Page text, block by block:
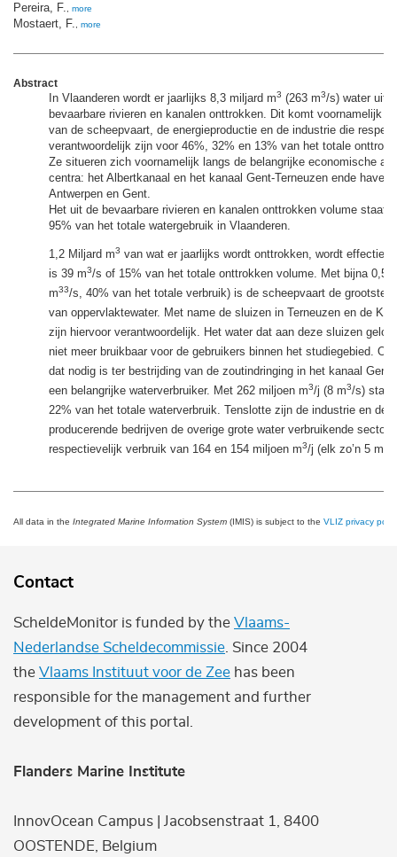
Pereira, F., more
Mostaert, F., more
Abstract
In Vlaanderen wordt er jaarlijks 8,3 miljard m3 (263 m3/s) water uit
bevaarbare rivieren en kanalen onttrokken. Dit komt voornamelijk
van de scheepvaart, de energieproductie en de industrie die
verantwoordelijk zijn voor 46%, 32% en 13% van het totale
Ze situeren zich voornamelijk langs de belangrijke economische
centra: het Albertkanaal en het kanaal Gent-Terneuzen ende
Antwerpen en Gent.
Het uit de bevaarbare rivieren en kanalen onttrokken volume staat
95% van het totale watergebruik in Vlaanderen.
1,2 Miljard m3 van wat er jaarlijks wordt onttrokken, wordt effectief
is 39 m3/s of 15% van het totale onttrokken volume. Met bijna 0,5
m33/s, 40% van het totale verbruik) is de scheepvaart de grootste
van oppervlaktewater. Met name de sluizen in Terneuzen en de
zijn hiervoor verantwoordelijk. Het water dat aan deze sluizen
niet meer bruikbaar voor de gebruikers binnen het studiegebied.
dat nodig is ter bestrijding van de zoutindringing in het kanaal Gent-
een belangrijke waterverbruiker. Met 262 miljoen m3/j (8 m3/s) staat
22% van het totale waterverbruik. Tenslotte zijn de industrie en de
producerende bedrijven de overige grote water verbruikende
respectievelijk verbruik van 164 en 154 miljoen m3/j (elk zo’n 5 m
All data in the Integrated Marine Information System (IMIS) is subject to the VLIZ privacy
Contact
ScheldeMonitor is funded by the Vlaams-
Nederlandse Scheldecommissie . Since 2004
the Vlaams Instituut voor de Zee has been
responsible for the management and further
development of this portal.
Flanders Marine Institute
InnovOcean Campus | Jacobsenstraat 1, 8400
OOSTENDE, Belgium